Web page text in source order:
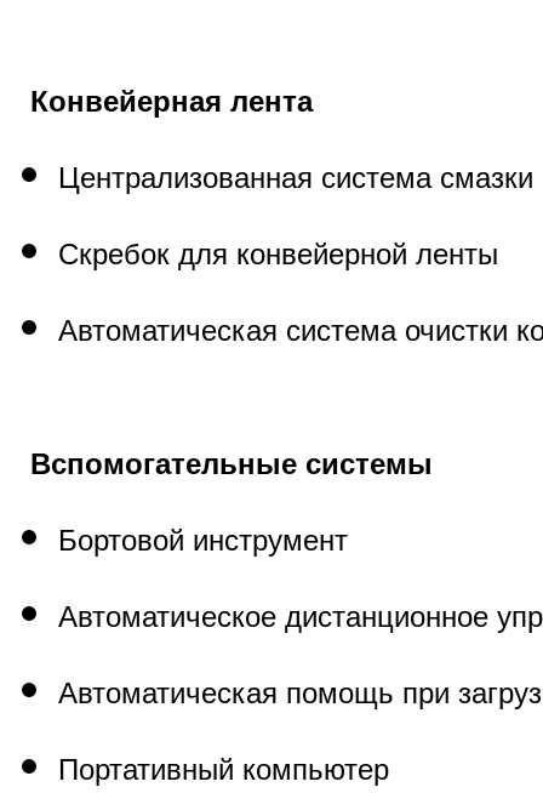
Конвейерная лента
Централизованная система
Скребок для конвейерной ленты
Автоматическая система очистки
Вспомогательные системы
Бортовой инструмент
Автоматическое дистанционное
Автоматическая помощь при
Портативный компьютер